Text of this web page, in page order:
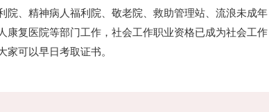
、精神病人福利院、敬老院、救助管理站、流浪未成年
康复医院等部门工作，社会工作职业资格已成为社会工作
可以早日考取证书。